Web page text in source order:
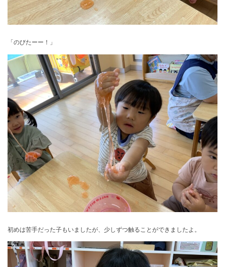
「のびたーー！」
初めは苦手だった子もいましたが、少しずつ触ることができましたよ。